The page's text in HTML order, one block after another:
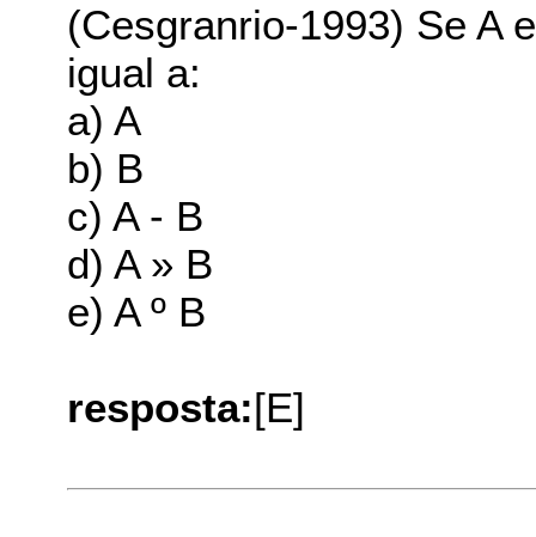
(Cesgranrio-1993) Se A
igual a:
a) A
b) B
c) A - B
d) A » B
e) A º B
resposta:[E]